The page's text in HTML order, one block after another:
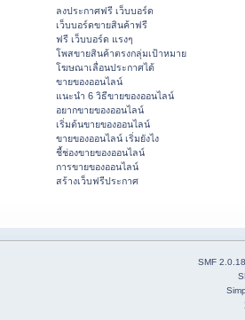
ลงประกาศฟรี เว็บบอร์ด
เว็บบอร์ดขายสินค้าฟรี
ฟรี เว็บบอร์ด แรงๆ
โพสขายสินค้าตรงกลุ่มเป้าหมาย
โฆษณาเลื่อนประกาศได้
ขายของออนไลน์
แนะนำ 6 วิธีขายของออนไลน์
อยากขายของออนไลน์
เริ่มต้นขายของออนไลน์
ขายของออนไลน์ เริ่มยังไง
ชี้ช่องขายของออนไลน์
การขายของออนไลน์
สร้างเว็บฟรีประกาศ
SMF 2.0.18